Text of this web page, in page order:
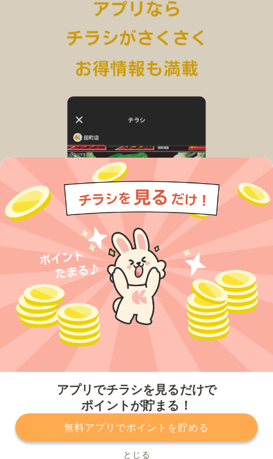
アプリでチラシを見るだけで
ポイントが貯まる！
無料アプリでポイントを貯める
とじる
プライバシーポリシー 利用規約
運営会社
サービスに関してのお問い合わせ